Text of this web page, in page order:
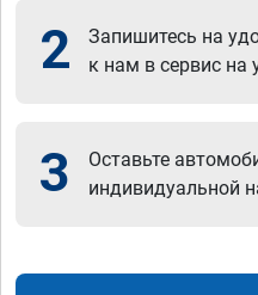
2
Запишитесь на
к нам в сервис на
3
Оставьте
индивидуальной